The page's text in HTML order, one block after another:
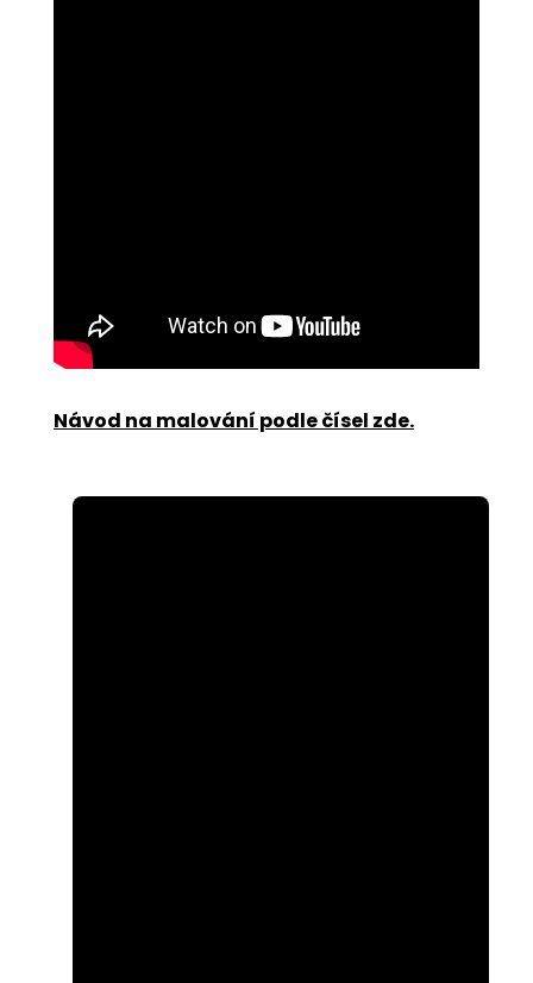
Návod na malování podle čísel zde.